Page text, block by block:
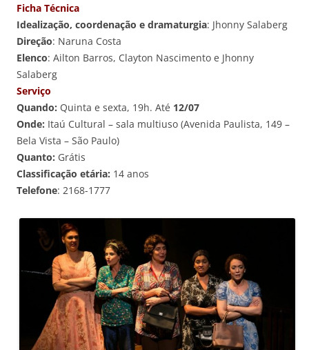
Ficha Técnica
Idealização, coordenação e dramaturgia: Jhonny Salaberg
Direção: Naruna Costa
Elenco: Ailton Barros, Clayton Nascimento e Jhonny
Salaberg
Serviço
Quando: Quinta e sexta, 19h. Até 12/07
Onde: Itaú Cultural – sala multiuso (Avenida Paulista, 149 –
Bela Vista – São Paulo)
Quanto: Grátis
Classificação etária: 14 anos
Telefone: 2168-1777